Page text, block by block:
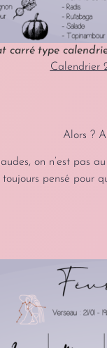
carré type
Calendrier
Alors ?
on n’est pas
pensé pour